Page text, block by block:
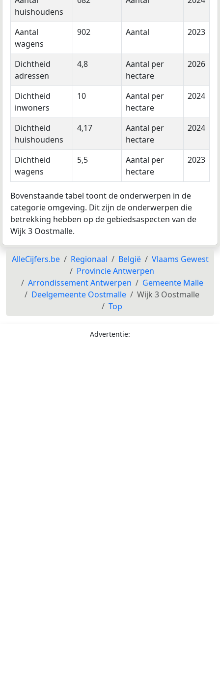
huishoudens
Aantal
wagens
902 Aantal 2023
Dichtheid
adressen
4,8
Aantal per
hectare
2026
Dichtheid
inwoners
10
Aantal per
hectare
2024
Dichtheid
huishoudens
4,17
Aantal per
hectare
2024
Dichtheid
wagens
5,5
Aantal per
hectare
2023
Bovenstaande tabel toont de onderwerpen in de
categorie omgeving. Dit zijn de onderwerpen die
betrekking hebben op de gebiedsaspecten van de
Wijk 3 Oostmalle.
AlleCijfers.be Regionaal België
Vlaams Gewest
Provincie Antwerpen
Arrondissement Antwerpen
Gemeente Malle
Deelgemeente Oostmalle
Wijk 3 Oostmalle
Top
Advertentie: